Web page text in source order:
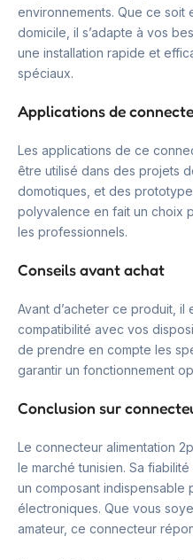
environnements. Que ce soit
domicile, il s’adapte à vos
une installation rapide et
spéciaux.
Applications de
Les applications de ce
être utilisé dans des projets
domotiques, et des
polyvalence en fait un choix
les professionnels.
Conseils avant achat
Avant d’acheter ce produit,
compatibilité avec vos
de prendre en compte les
garantir un fonctionnement
Conclusion sur
Le connecteur alimentation
le marché tunisien. Sa
un composant indispensable
électroniques. Que vous
amateur, ce connecteur